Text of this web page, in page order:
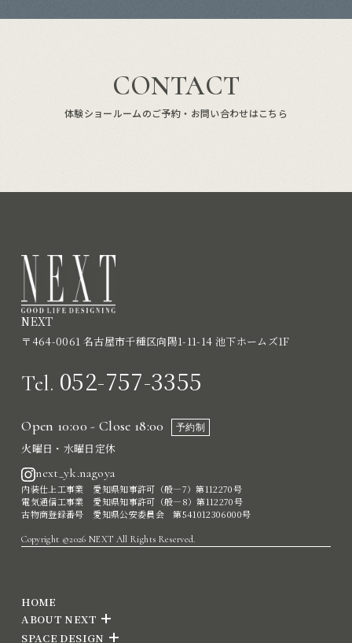
CONTACT
体験ショールームのご予約・お問い合わせはこちら
NEXT
〒464-0061 名古屋市千種区向陽1-11-14 池下ホームズ1F
Tel. 052-757-3355
Open 10:00 - Close 18:00 予約制
火曜日・水曜日定休
next_yk.nagoya
内装仕上工事業 愛知県知事許可（般―7）第112270号
電気通信工事業 愛知県知事許可（般―8）第112270号
古物商登録番号 愛知県公安委員会 第541012306000号
Copyright ©2026 NEXT All Rights Reserved.
HOME
ABOUT NEXT
SPACE DESIGN